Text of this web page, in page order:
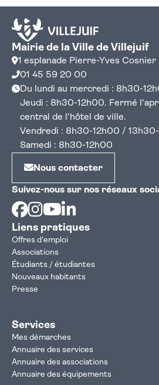
Mairie de la Ville de Villejuif
1 esplanade Pierre-Yves
01 45 59 20 00
Du lundi au mercredi : 8h30-
Jeudi : 8h30-12h00. Fermé
central de l'hôtel de ville.
Vendredi : 8h30-12h00 /
Samedi : 8h30-12h00
Nous contacter
Suivez-nous sur nos réseaux
Facebook
Instagram
Youtube
Liens pratiques
Offres d'emploi
Associations
Étudiants / étudiantes
Nouveaux habitants
Presse
Services
Mes démarches
Annuaire des services
Annuaire des associations
Annuaire des équipements